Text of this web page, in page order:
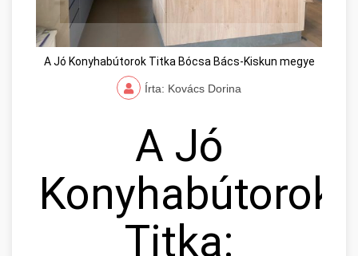
A Jó Konyhabútorok Titka Bócsa Bács-Kiskun megye
Írta: Kovács Dorina
A Jó
Konyhabútorok
Titka: